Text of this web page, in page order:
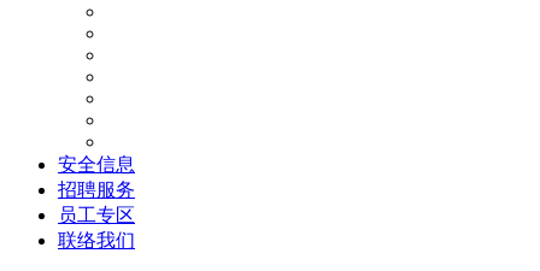
安全信息
招聘服务
员工专区
联络我们